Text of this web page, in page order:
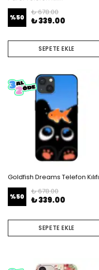
%50
₺ 678.00
₺ 339.00
SEPETE EKLE
Goldfish Dreams Telefon Kılıfı
%50
₺ 678.00
₺ 339.00
SEPETE EKLE